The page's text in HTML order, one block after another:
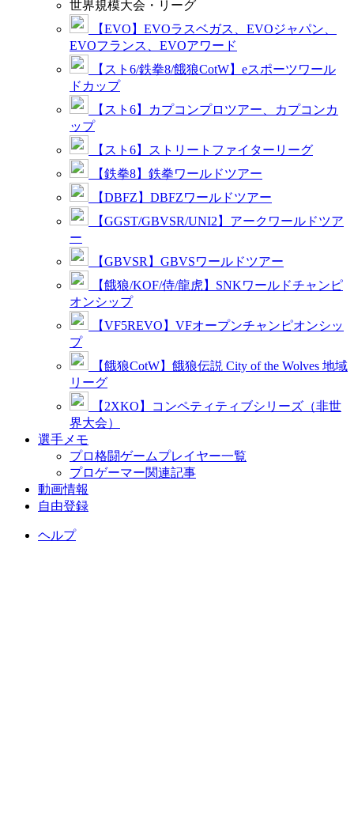
世界規模大会・リーグ
【EVO】EVOラスベガス、EVOジャパン、
EVOフランス、EVOアワード
【スト6/鉄拳8/餓狼CotW】eスポーツワール
ドカップ
【スト6】カプコンプロツアー、カプコンカ
ップ
【スト6】ストリートファイターリーグ
【鉄拳8】鉄拳ワールドツアー
【DBFZ】DBFZワールドツアー
【GGST/GBVSR/UNI2】アークワールドツア
ー
【GBVSR】GBVSワールドツアー
【餓狼/KOF/侍/龍虎】SNKワールドチャンピ
オンシップ
【VF5REVO】VFオープンチャンピオンシッ
プ
【餓狼CotW】餓狼伝説 City of the Wolves 地域
リーグ
【2XKO】コンペティティブシリーズ（非世
界大会）
選手メモ
プロ格闘ゲームプレイヤー一覧
プロゲーマー関連記事
動画情報
自由登録
ヘルプ